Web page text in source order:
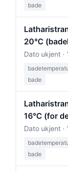
bade
20°C
Dato ukjent ·
bade
16°C (for
Dato ukjent ·
bade